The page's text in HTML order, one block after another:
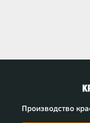
Производство